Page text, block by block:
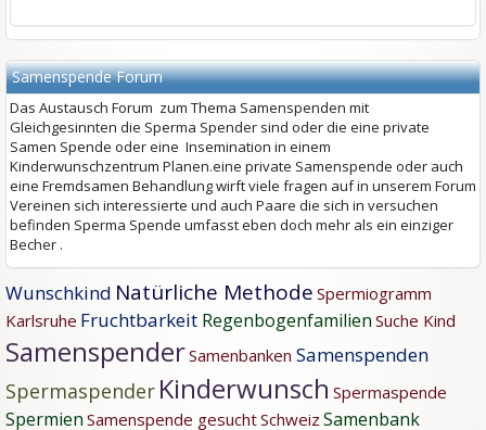
Samenspende Forum
Das Austausch Forum zum Thema Samenspenden mit
Gleichgesinnten die Sperma Spender sind oder die eine private
Samen Spende oder eine Insemination in einem
Kinderwunschzentrum Planen.eine private Samenspende oder auch
eine Fremdsamen Behandlung wirft viele fragen auf in unserem Forum
Vereinen sich interessierte und auch Paare die sich in versuchen
befinden Sperma Spende umfasst eben doch mehr als ein einziger
Becher .
Wunschkind Natürliche Methode Spermiogramm
Karlsruhe Fruchtbarkeit Regenbogenfamilien Suche Kind
SamenspenderSamenbanken Samenspenden
Spermaspender Kinderwunsch Spermaspende
Spermien Samenspende gesuchtSchweiz Samenbank